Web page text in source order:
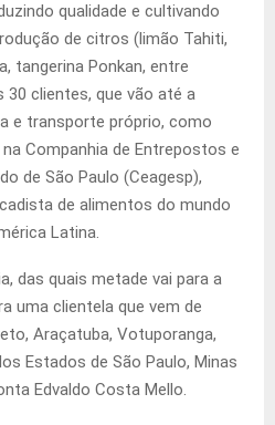
qualidade e cultivando
de citros (limão Tahiti,
tangerina Ponkan, entre
clientes, que vão até a
e transporte próprio, como
Companhia de Entrepostos e
de São Paulo (Ceagesp),
de alimentos do mundo
Latina.
das quais metade vai para a
uma clientela que vem de
Araçatuba, Votuporanga,
Estados de São Paulo, Minas
Edvaldo Costa Mello.